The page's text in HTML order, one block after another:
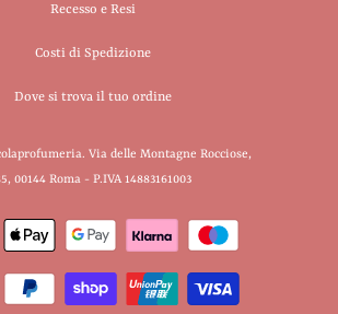
Recesso e Resi
Costi di Spedizione
Dove si trova il tuo ordine
. Via delle Montagne Rocciose,
00144 Roma - P.IVA 14883161003